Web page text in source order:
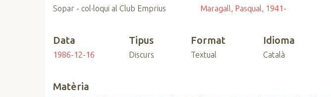
Sopar - col·loqui al Club Emprius Maragall, Pasqual, 1941-
Data
1986-12-16
Tipus
Discurs
Format
Textual
Idioma
Català
Matèria